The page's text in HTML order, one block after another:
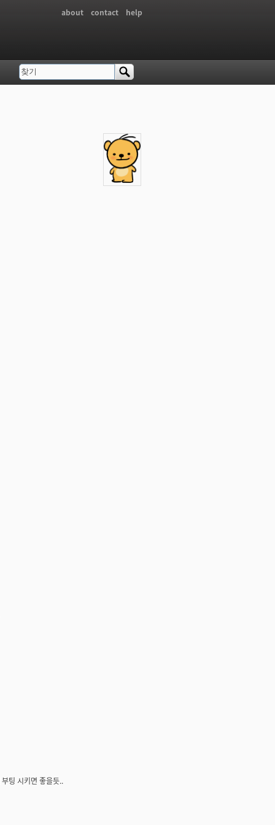
about contact help
팅 시키면 좋을듯..
검색 폼
찾기